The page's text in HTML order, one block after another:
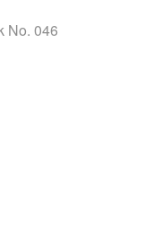
No. 046